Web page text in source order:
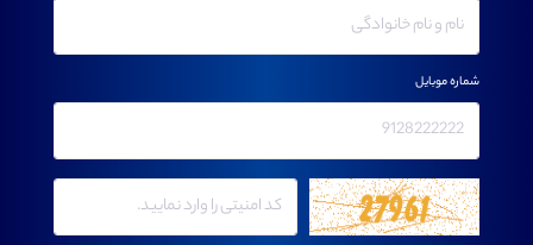
شماره موبایل